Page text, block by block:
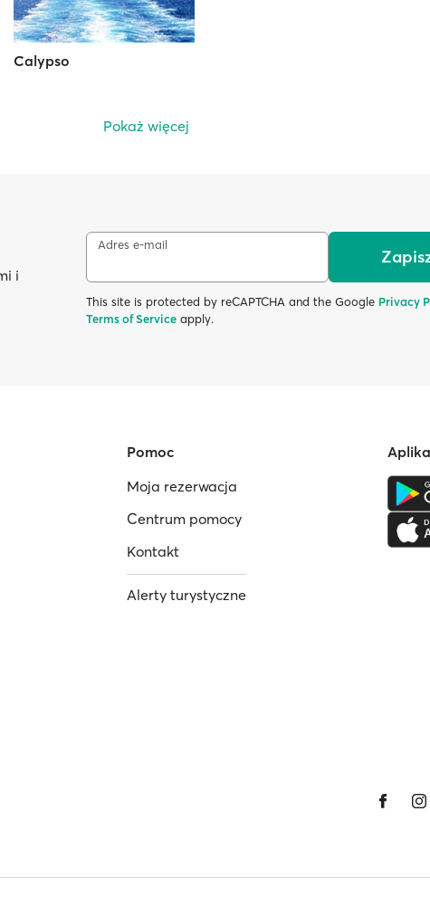
Calypso
Pokaż więcej
i
Adres e-mail
This site is protected by reCAPTCHA and the Google Privacy
Terms of Service apply.
Pomoc
Moja rezerwacja
Centrum pomocy
Kontakt
Alerty turystyczne